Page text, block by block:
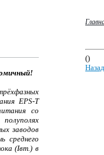
EPS-T
со
заводов
среднего
(Iвт.) в
()